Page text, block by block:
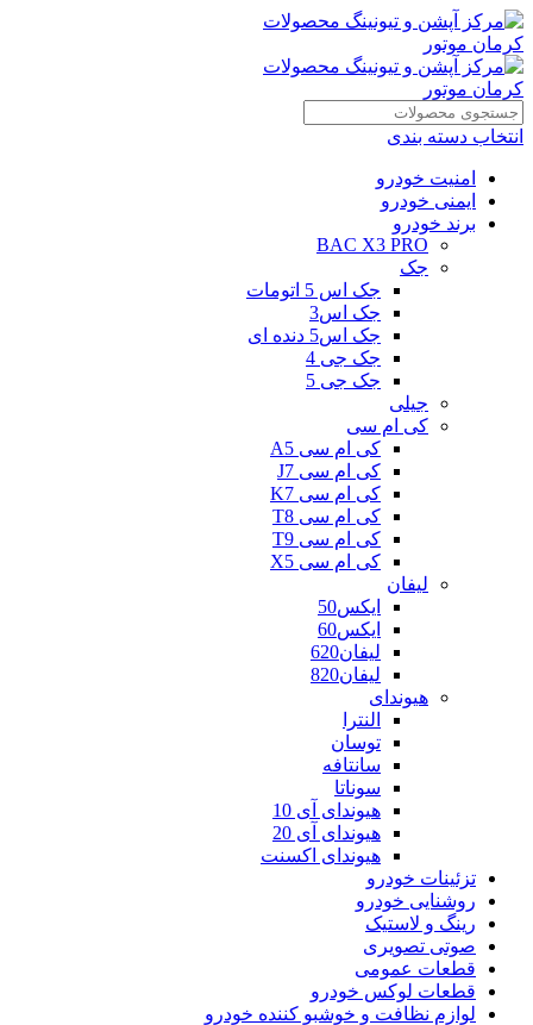
انتخاب دسته بندی
امنیت خودرو
ایمنی خودرو
برند خودرو
BAC X3 PRO
جک
جک اس 5 اتومات
جک اس3
جک اس5 دنده ای
جک جی 4
جک جی 5
جیلی
کی ام سی
کی ام سی A5
کی ام سی J7
کی ام سی K7
کی ام سی T8
کی ام سی T9
کی ام سی X5
لیفان
ایکس50
ایکس60
لیفان620
لیفان820
هیوندای
النترا
توسان
سانتافه
سوناتا
هیوندای آی 10
هیوندای آی 20
هیوندای اکسنت
تزئینات خودرو
روشنایی خودرو
رینگ و لاستیک
صوتی تصویری
قطعات عمومی
قطعات لوکس خودرو
لوازم نظافت و خوشبو کننده خودرو